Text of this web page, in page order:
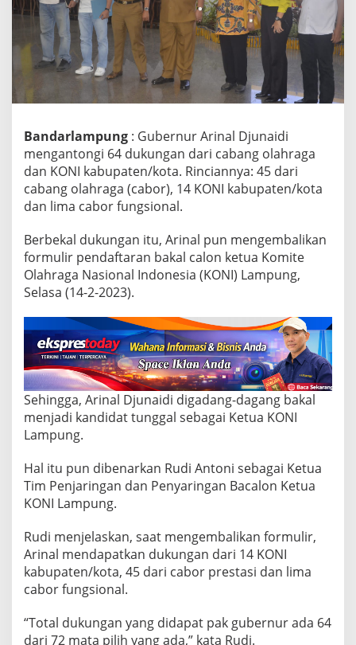
n
,
A
r
i
J
a
d
C
a
o
n
T
g
g
a
l
K
e
t
u
N
I
p
u
n
Bandarlampung : Gubernur Arinal Djunaidi
mengantongi 64 dukungan dari cabang olahraga
dan KONI kabupaten/kota. Rinciannya: 45 dari
cabang olahraga (cabor), 14 KONI kabupaten/kota
dan lima cabor fungsional.
Berbekal dukungan itu, Arinal pun mengembalikan
formulir pendaftaran bakal calon ketua Komite
Olahraga Nasional Indonesia (KONI) Lampung,
Selasa (14-2-2023).
Sehingga, Arinal Djunaidi digadang-dagang bakal
menjadi kandidat tunggal sebagai Ketua KONI
Lampung.
Hal itu pun dibenarkan Rudi Antoni sebagai Ketua
Tim Penjaringan dan Penyaringan Bacalon Ketua
KONI Lampung.
Rudi menjelaskan, saat mengembalikan formulir,
Arinal mendapatkan dukungan dari 14 KONI
kabupaten/kota, 45 dari cabor prestasi dan lima
cabor fungsional.
“Total dukungan yang didapat pak gubernur ada 64
dari 72 mata pilih yang ada,” kata Rudi.